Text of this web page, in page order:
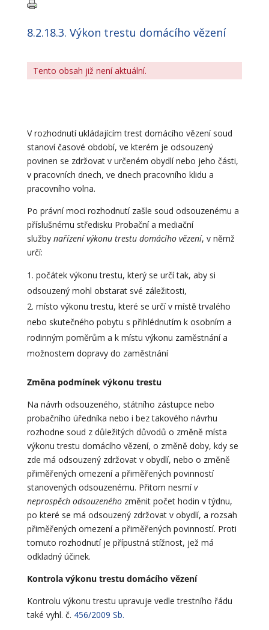
8.2.18.3. Výkon trestu domácího vězení
Tento obsah již není aktuální.
V rozhodnutí ukládajícím trest domácího vězení soud
stanoví časové období, ve kterém je odsouzený
povinen se zdržovat v určeném obydlí nebo jeho části,
v pracovních dnech, ve dnech pracovního klidu a
pracovního volna.
Po právní moci rozhodnutí zašle soud odsouzenému a
příslušnému středisku Probační a mediační
služby nařízení výkonu trestu domácího vězení, v němž
určí:
počátek výkonu trestu, který se určí tak, aby si
odsouzený mohl obstarat své záležitosti,
místo výkonu trestu, které se určí v místě trvalého
nebo skutečného pobytu s přihlédnutím k osobním a
rodinným poměrům a k místu výkonu zaměstnání a
možnostem dopravy do zaměstnání
Změna podmínek výkonu trestu
Na návrh odsouzeného, státního zástupce nebo
probačního úředníka nebo i bez takového návrhu
rozhodne soud z důležitých důvodů o změně místa
výkonu trestu domácího vězení, o změně doby, kdy se
zde má odsouzený zdržovat v obydlí, nebo o změně
přiměřených omezení a přiměřených povinností
stanovených odsouzenému. Přitom nesmív
neprospěch odsouzenéhozměnit počet hodin v týdnu,
po které se má odsouzený zdržovat v obydlí, a rozsah
přiměřených omezení a přiměřených povinností. Proti
tomuto rozhodnutí je přípustná stížnost, jež má
odkladný účinek.
Kontrola výkonu trestu domácího vězení
Kontrolu výkonu trestu upravuje vedle trestního řádu
také vyhl. č. 456/2009 Sb.